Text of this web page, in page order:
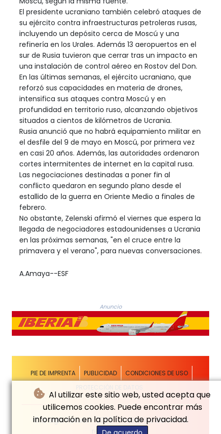
Al utilizar este sitio web, usted acepta que
utilicemos cookies. Puede encontrar más
información en la política de privacidad.
El presidente ucraniano también celebró ataques de
su ejército contra infraestructuras petroleras rusas,
incluyendo un depósito cerca de Moscú y una
refinería en los Urales. Además 13 aeropuertos en el
sur de Rusia tuvieron que cerrar tras un impacto en
una instalación de control aéreo en Rostov del Don.
En las últimas semanas, el ejército ucraniano, que
reforzó sus capacidades en materia de drones,
intensifica sus ataques contra Moscú y en
profundidad en territorio ruso, alcanzando objetivos
situados a cientos de kilómetros de Ucrania.
Rusia anunció que no habrá equipamiento militar en
el desfile del 9 de mayo en Moscú, por primera vez
en casi 20 años. Además, las autoridades ordenaron
cortes intermitentes de internet en la capital rusa.
Las negociaciones destinadas a poner fin al
conflicto quedaron en segundo plano desde el
estallido de la guerra en Oriente Medio a finales de
febrero.
No obstante, Zelenski afirmó el viernes que espera la
llegada de negociadores estadounidenses a Ucrania
en las próximas semanas, "en el cruce entre la
primavera y el verano", para nuevas conversaciones.
A.Amaya--ESF
Anuncio
PIE DE IMPRENTA PUBLICIDAD
CONDICIONES DE USO
© El Siglo Futuro - 2026 - Todos los derechos
reservados